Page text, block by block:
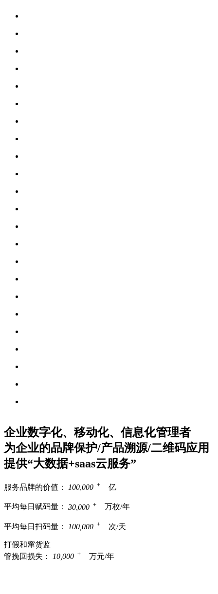
企业数字化、移动化、信息化管理者
为企业的品牌保护/产品溯源/二维码应用
提供“大数据+saas云服务”
服务品牌的价值： 100,000 + 亿
平均每日赋码量： 30,000 + 万枚/年
平均每日扫码量： 100,000 + 次/天
打假和窜货监
管挽回损失：
10,000 + 万元/年